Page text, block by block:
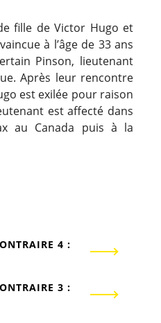
fille de Victor Hugo et
à l’âge de 33 ans
Pinson, lieutenant
Après leur rencontre
est exilée pour raison
est affecté dans
au Canada puis à la
4 :
3 :